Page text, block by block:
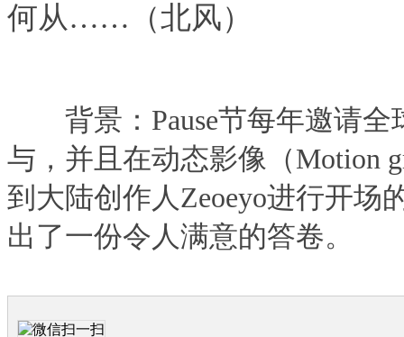
何从……（北风）
背景：Pause节每年邀请全
与，并且在动态影像（Motion
到大陆创作人Zeoeyo进行开场
出了一份令人满意的答卷。